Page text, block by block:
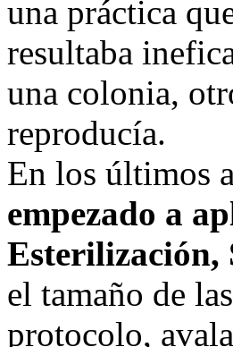
una práctica
resultaba
una colonia,
reproducía.
​En los últimos
empezado a
Esterilización,
el tamaño de
protocolo,